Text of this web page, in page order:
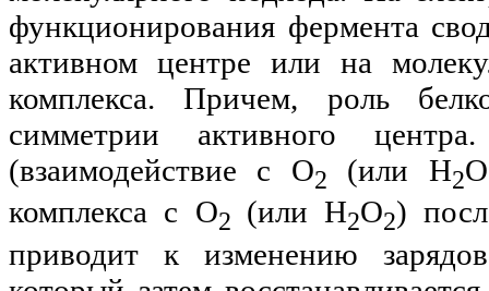
функционирования фермента
активном центре или на
комплекса. Причем, роль
симметрии активного
(взаимодействие с О2 (или Н2О
комплекса с О2 (или Н2О2)
приводит к изменению